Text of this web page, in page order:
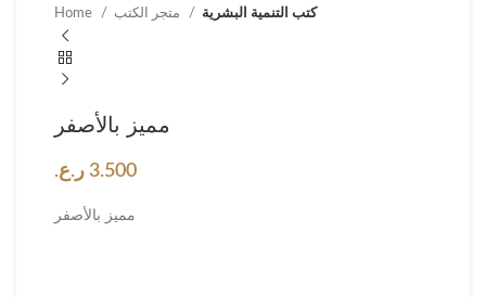
Home كتب التنمية البشرية
مميز بالأصفر
3.500 ر.ع.
مميز بالأصفر